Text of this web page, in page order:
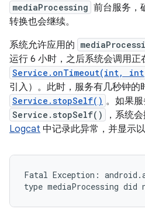
mediaProcessing 前台服务，
转换也会继续。
系统允许应用的
运行 6 小时，之后系统会调用正
Service.onTimeout(int,
引入）。此时，服务有几秒钟的
Service.stopSelf() 。如果
Service.stopSelf()
，系统
Logcat 中记录此异常，并显示
Fatal Exception: